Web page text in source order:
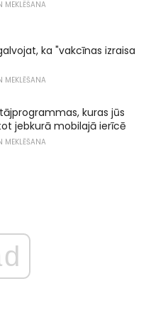
MEKLĒŠANA
ka "vakcīnas izraisa
MEKLĒŠANA
kuras jūs
jebkurā mobilajā ierīcē
MEKLĒŠANA